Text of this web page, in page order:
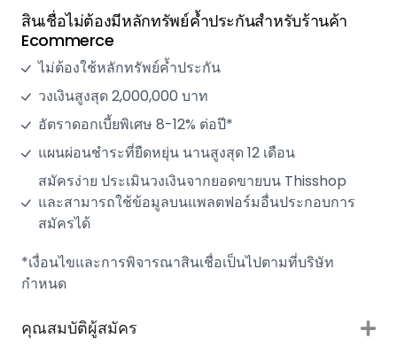
สินเชื่อไม่ต้องมีหลักทรัพย์ค้ำประกันสำหรับร้านค้า
Ecommerce
ไม่ต้องใช้หลักทรัพย์ค้ำประกัน
วงเงินสูงสุด 2,000,000 บาท
อัตราดอกเบี้ยพิเศษ 8-12% ต่อปี*
แผนผ่อนชำระที่ยืดหยุ่น นานสูงสุด 12 เดือน
สมัครง่าย ประเมินวงเงินจากยอดขายบน Thisshop
และสามารถใช้ข้อมูลบนแพลตฟอร์มอื่นประกอบการ
สมัครได้
*เงื่อนไขและการพิจารณาสินเชื่อเป็นไปตามที่บริษัท
กำหนด
คุณสมบัติผู้สมัคร